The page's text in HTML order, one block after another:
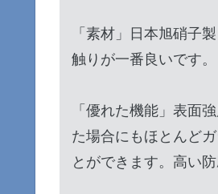
「素材」日本旭硝子
触りが一番良いです。
「優れた機能」表面
た場合にもほとんど
とができます。高い